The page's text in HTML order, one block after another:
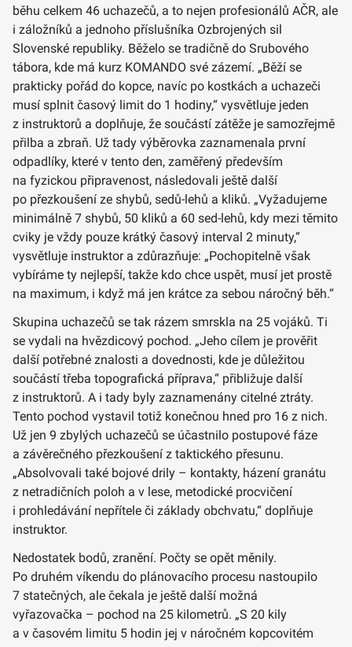
běhu celkem 46 uchazečů, a to nejen profesionálů AČR, ale
i záložníků a jednoho příslušníka Ozbrojených sil
Slovenské republiky. Běželo se tradičně do Srubového
tábora, kde má kurz KOMANDO své zázemí. „Běží se
prakticky pořád do kopce, navíc po kostkách a uchazeči
musí splnit časový limit do 1 hodiny,“ vysvětluje jeden
z instruktorů a doplňuje, že součástí zátěže je samozřejmě
přilba a zbraň. Už tady výběrovka zaznamenala první
odpadlíky, které v tento den, zaměřený především
na fyzickou připravenost, následovali ještě další
po přezkoušení ze shybů, sedů-lehů a kliků. „Vyžadujeme
minimálně 7 shybů, 50 kliků a 60 sed-lehů, kdy mezi těmito
cviky je vždy pouze krátký časový interval 2 minuty,“
vysvětluje instruktor a zdůrazňuje: „Pochopitelně však
vybíráme ty nejlepší, takže kdo chce uspět, musí jet prostě
na maximum, i když má jen krátce za sebou náročný běh.“
Skupina uchazečů se tak rázem smrskla na 25 vojáků. Ti
se vydali na hvězdicový pochod. „Jeho cílem je prověřit
další potřebné znalosti a dovednosti, kde je důležitou
součástí třeba topografická příprava,“ přibližuje další
z instruktorů. A i tady byly zaznamenány citelné ztráty.
Tento pochod vystavil totiž konečnou hned pro 16 z nich.
Už jen 9 zbylých uchazečů se účastnilo postupové fáze
a závěrečného přezkoušení z taktického přesunu.
„Absolvovali také bojové drily – kontakty, házení granátu
z netradičních poloh a v lese, metodické procvičení
i prohledávání nepřítele či základy obchvatu,“ doplňuje
instruktor.
Nedostatek bodů, zranění. Počty se opět měnily.
Po druhém víkendu do plánovacího procesu nastoupilo
7 statečných, ale čekala je ještě další možná
vyřazovačka – pochod na 25 kilometrů. „S 20 kily
a v časovém limitu 5 hodin jej v náročném kopcovitém